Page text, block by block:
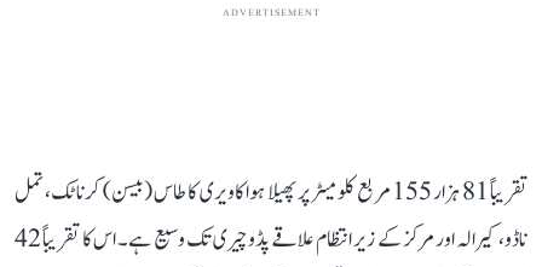
ADVERTISEMENT
تقریباً 81 ہزار 155 مربع کلومیٹر پر پھیلا ہوا کاویری کا طاس (بیسن) کرناٹک، تمل
ناڈو، کیرالہ اور مرکز کے زیر انتظام علاقے پڈوچیری تک وسیع ہے۔ اس کا تقریباً 42